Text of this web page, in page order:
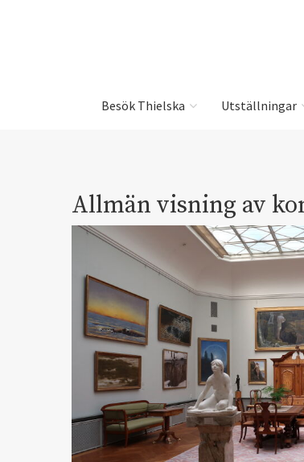
Besök Thielska Utställningar
Allmän visning av